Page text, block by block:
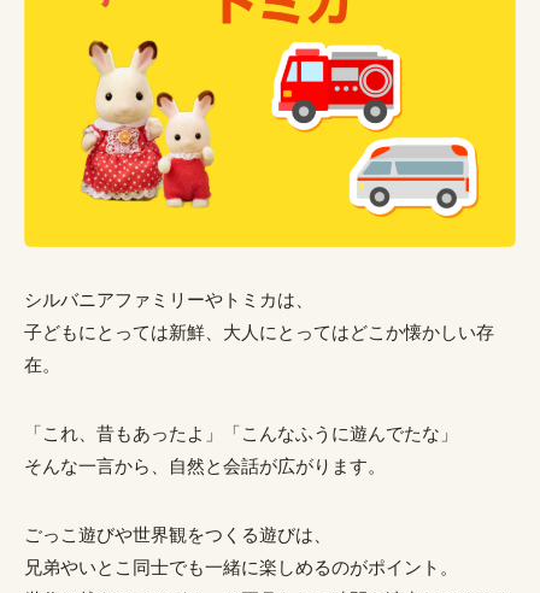
シルバニアファミリーやトミカは、
子どもにとっては新鮮、大人にとってはどこか懐かしい存
在。
「これ、昔もあったよ」「こんなふうに遊んでたな」
そんな一言から、自然と会話が広がります。
ごっこ遊びや世界観をつくる遊びは、
兄弟やいとこ同士でも一緒に楽しめるのがポイント。